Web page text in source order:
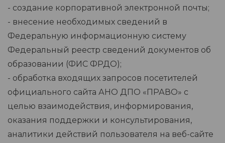
- создание корпоративной электронной почты;
- внесение необходимых сведений в
Федеральную информационную систему
Федеральный реестр сведений документов об
образовании (ФИС ФРДО);
- обработка входящих запросов посетителей
официального сайта АНО ДПО «ПРАВО» с
целью взаимодействия, информирования,
оказания поддержки и консультирования,
аналитики действий пользователя на веб-сайте